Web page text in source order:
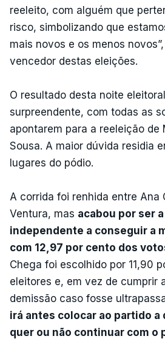
reeleito, com alguém que
risco, simbolizando que
mais novos e os menos
vencedor destas eleições.
O resultado desta noite
surpreendente, com todas as
apontarem para a reeleição de
Sousa. A maior dúvida residia
lugares do pódio.
A corrida foi renhida entre Ana
Ventura, mas acabou por ser
independente a conseguir a
com 12,97 por cento dos
Chega foi escolhido por 11,90
eleitores e, em vez de cumprir
demissão caso fosse
irá antes colocar ao partido a
quer ou não continuar com o